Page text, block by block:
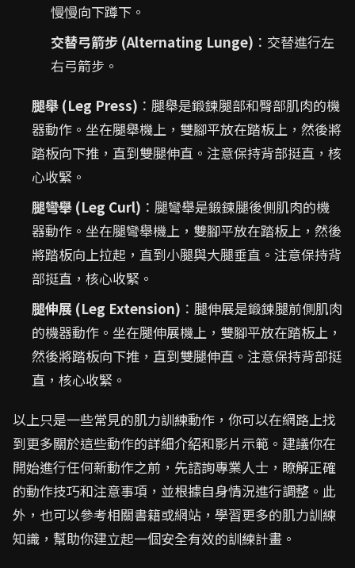
慢慢向下蹲下。
交替弓箭步 (Alternating Lunge) ：交替進行左
右弓箭步。
腿舉 (Leg Press) ：腿舉是鍛鍊腿部和臀部肌肉的機
器動作。坐在腿舉機上，雙腳平放在踏板上，然後將
踏板向下推，直到雙腿伸直。注意保持背部挺直，核
心收緊。
腿彎舉 (Leg Curl) ：腿彎舉是鍛鍊腿後側肌肉的機
器動作。坐在腿彎舉機上，雙腳平放在踏板上，然後
將踏板向上拉起，直到小腿與大腿垂直。注意保持背
部挺直，核心收緊。
腿伸展 (Leg Extension) ：腿伸展是鍛鍊腿前側肌肉
的機器動作。坐在腿伸展機上，雙腳平放在踏板上，
然後將踏板向下推，直到雙腿伸直。注意保持背部挺
直，核心收緊。
以上只是一些常見的肌力訓練動作，你可以在網路上找
到更多關於這些動作的詳細介紹和影片示範。建議你在
開始進行任何新動作之前，先諮詢專業人士，瞭解正確
的動作技巧和注意事項，並根據自身情況進行調整。此
外，也可以參考相關書籍或網站，學習更多的肌力訓練
知識，幫助你建立起一個安全有效的訓練計畫。